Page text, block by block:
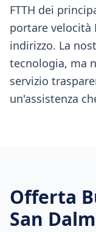
FTTH dei
portare velocità
indirizzo. La
tecnologia, ma
servizio
un'assistenza
Offerta
San